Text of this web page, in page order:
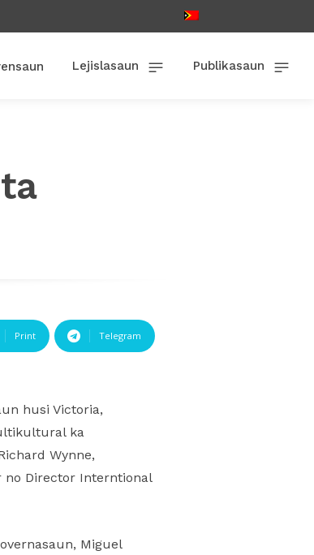
Lejislasaun Publikasaun
Print Telegram
husi Victoria,
ka
Wynne,
no Director Interntional
Miguel